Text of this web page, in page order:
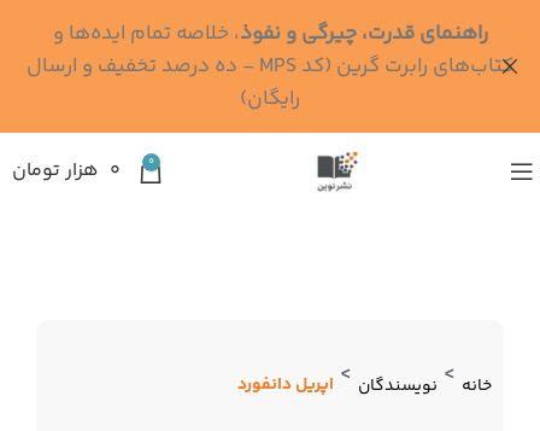
0 ۰ هزار تومان
خانه > نویسندگان > اپریل دانفورد
راهنمای قدرت، چیرگی و نفوذ، خلاصه تمام ایده‌ها و
کتاب‌های رابرت گرین (کد MPS - ده درصد تخفیف و ارسال
رایگان)